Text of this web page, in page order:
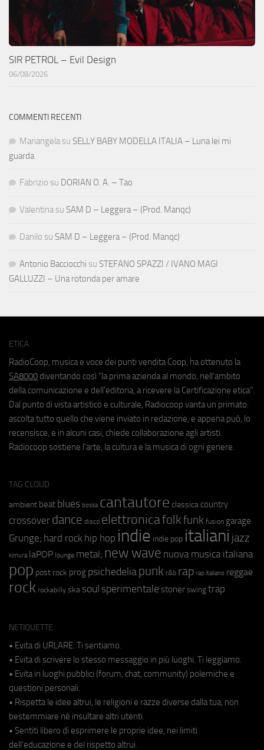
SIR PETROL – Evil Design
06/08/2026
COMMENTI RECENTI
Mariangela su SELLY BABY MODELLA ITALIA – Luna lei mi
guarda
Fabrizio su DORIAN O. A. – Tao
Valentina su SAM D – Leggera – (Prod. Manqc)
Danilo su SAM D – Leggera – (Prod. Manqc)
Antonio Bacciocchi su STEFANO SPAZZI / IVANO MAGI
GALLUZZI – Una rotonda per amare
ETICA
RadioCoop, musica e voce dei punti vendita Coop, ha ottenuto la
SA8000 diventando così "la prima azienda al mondo, nell'ambito
della comunicazione e dell'editoria, a ricevere la Certificazione etica".
Dal punto di vista artistico e culturale, Radiocoop vanta un primato:
ascolta tutto quello che viene inviato in redazione, e appena può, lo
recensisce, e in alcuni casi, chiede collaborazione agli artisti.
Radiocoop sostiene l'arte, la cultura e la musica di ogni genere.
TAG CLOUD
ambient beat blues bossa cantautore classica country
crossover dance disco elettronicafolkfunk fusion garage
Grunge; hard rock hip hop indie indie pop italiani jazz
kimura laPOP lounge metal; new wave nuova musica italiana
pop post rock prog psichedeliapunk r&b rap rap italiano reggae
rock rockabilly ska soul sperimentale stoner swing trap
NETIQUETTE
• Evita di URLARE. Ti sentiamo.
• Evita di scrivere lo stesso messaggio in più luoghi. Ti leggiamo.
• Evita in luoghi pubblici (forum, chat, community) polemiche e
questioni personali.
• Rispetta le idee altrui, le religioni e razze diverse dalla tua, non
bestemmiare né insultare altri utenti.
• Sentiti libero di esprimere le proprie idee, nei limiti
dell'educazione e del rispetto altrui.